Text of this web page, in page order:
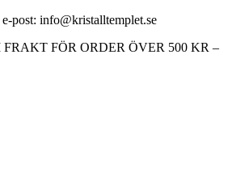
e-post: info@kristalltemplet.se
FÖR ORDER ÖVER 500 KR –